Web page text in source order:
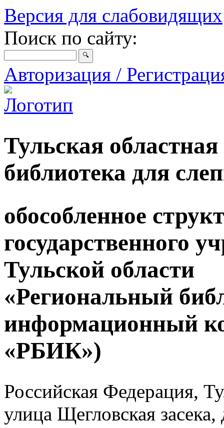
Версия для слабовидящих
Поиск по сайту:
Авторизация /
Тульская
библиотека для
обособленное
государственного
Тульской области
«Региональный
информационный
«РБИК»)
Российская Федерация,
улица Щегловская